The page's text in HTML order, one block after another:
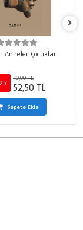
Anneler Çocuklar
70,00 TL
52,50 TL
Sepete Ekle